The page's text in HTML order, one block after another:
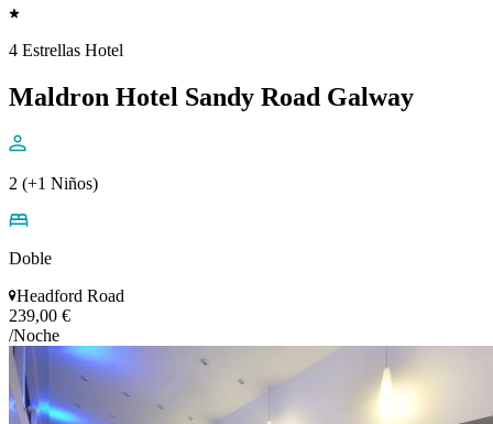
4 Estrellas Hotel
Maldron Hotel Sandy Road Galway
2 (+1 Niños)
Doble
Headford Road
239,00 €
/Noche